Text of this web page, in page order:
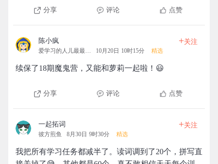
分享 评论 点赞
陈小疯
爱学习的人儿最最最可爱 10月20日 10时15分 精选
+关注
续保了18期魔鬼营，又能和萝莉一起啦！😃
分享 评论 点赞
一起拓词
彼方煎鱼 8月30日 9时30分 精选
+关注
我把所有学习任务都减半了。读词调到了20个，拼写直